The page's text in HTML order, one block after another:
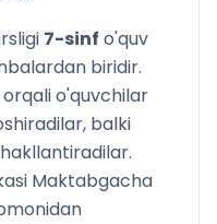
7-sinf o'quv
biridir.
orqali o'quvchilar
balki
Maktabgacha